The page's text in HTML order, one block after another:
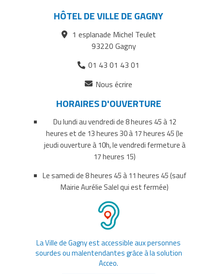
et
monstres
du
Pacifique
sur
Facebook
et
monstres
du
Pacifique
sur
Twitter
et
monstres
du
Pacifique
par
HÔTEL DE VILLE DE GAGNY
1 esplanade Michel Teulet
93220 Gagny
01 43 01 43 01
Nous écrire
un
nouvel
onglet)
HORAIRES D'OUVERTURE
Du lundi au vendredi de 8 heures 45 à 12
heures et de 13 heures 30 à 17 heures 45 (le
jeudi ouverture à 10h, le vendredi fermeture à
17 heures 15)
Le samedi de 8 heures 45 à 11 heures 45 (sauf
Mairie Aurélie Salel qui est fermée)
La Ville de Gagny est accessible aux personnes
sourdes ou malentendantes grâce à la solution
Acceo.